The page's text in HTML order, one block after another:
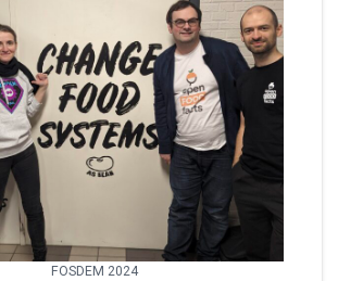
FOSDEM 2024